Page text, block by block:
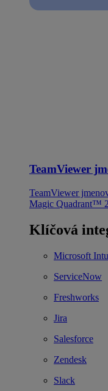
TeamViewer
TeamViewer
Magic Quadrant™
Klíčová
Microsoft
ServiceNow
Freshworks
Jira
Salesforce
Zendesk
Slack